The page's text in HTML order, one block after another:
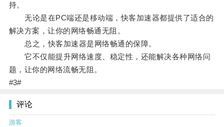
持。
无论是在PC端还是移动端，快客加速器都提供了适合的
解决方案，让你的网络畅通无阻。
总之，快客加速器是网络畅通的保障。
它不仅能提升网络速度、稳定性，还能解决各种网络问
题，让你的网络流畅无阻。
#3#
评论
游客